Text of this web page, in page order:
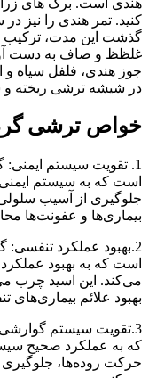
کنید. تمر هندی را نیز
گذشت این مدت، ترکیب
غلظظ و صاف به دست
جوز هندی، فلفل سیاه و
در شیشه ترشی ریخته و
خواص ترشی
1. تقویت سیستم ایمنی:
است که به سیستم
جلوگیری از آسیب
بیماری‌ها و عفونت‌ها
است که به بهبود
می‌کند. این اسید چرب
بهبود علائم
3.تقویت سیستم
که به عملکرد صحیح
حرکت روده‌ها،